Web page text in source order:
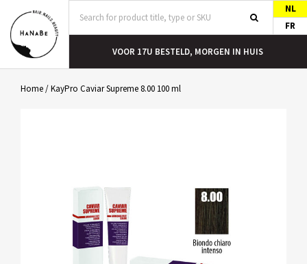
NL
FR
VOOR 17U BESTELD, MORGEN IN HUIS
Home/KayPro Caviar Supreme 8.00 100 ml